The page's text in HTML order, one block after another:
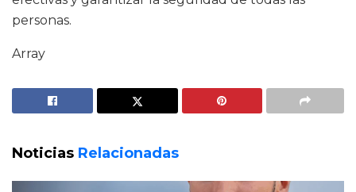
personas.
Array
Noticias Relacionadas